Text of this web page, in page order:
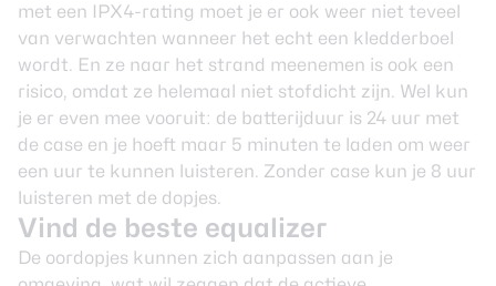
met een IPX4-rating moet je er ook weer niet teveel
van verwachten wanneer het echt een kledderboel
wordt. En ze naar het strand meenemen is ook een
risico, omdat ze helemaal niet stofdicht zijn. Wel kun
je er even mee vooruit: de batterijduur is 24 uur met
de case en je hoeft maar 5 minuten te laden om weer
een uur te kunnen luisteren. Zonder case kun je 8 uur
luisteren met de dopjes.
Vind de beste equalizer
De oordopjes kunnen zich aanpassen aan je